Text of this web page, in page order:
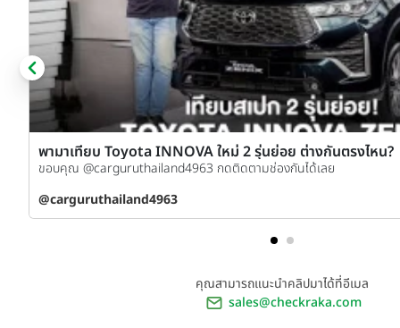
พามาเทียบ Toyota INNOVA ใหม่ 2 รุ่นย่อย ต่างกันตรงไหน?
ขอบคุณ @carguruthailand4963 กดติดตามช่องกันได้เลย
@carguruthailand4963
คุณสามารถแนะนำคลิปมาได้ที่อีเมล
sales@checkraka.com